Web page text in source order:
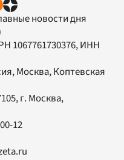
новости дня
1067761730376, ИНН
Москва, Коптевская
, г. Москва,
12